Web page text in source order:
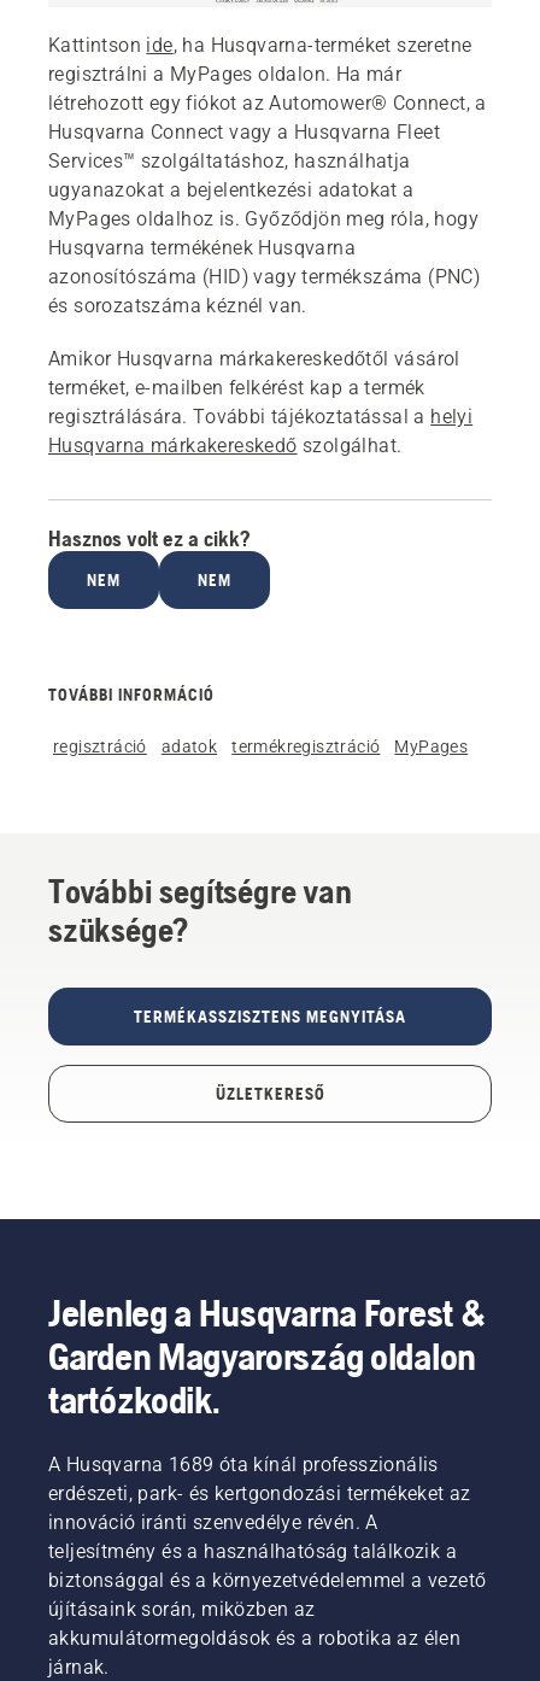
Kattintson ide, ha Husqvarna-terméket szeretne
regisztrálni a MyPages oldalon. Ha már
létrehozott egy fiókot az Automower® Connect, a
Husqvarna Connect vagy a Husqvarna Fleet
Services™ szolgáltatáshoz, használhatja
ugyanazokat a bejelentkezési adatokat a
MyPages oldalhoz is. Győződjön meg róla, hogy
Husqvarna termékének Husqvarna
azonosítószáma (HID) vagy termékszáma (PNC)
és sorozatszáma kéznél van.
Amikor Husqvarna márkakereskedőtől vásárol
terméket, e-mailben felkérést kap a termék
regisztrálására. További tájékoztatással a helyi
Husqvarna márkakereskedő szolgálhat.
Hasznos volt ez a cikk?
NEM NEM
TOVÁBBI INFORMÁCIÓ
regisztráció adatok termékregisztráció MyPages
További segítségre van
szüksége?
TERMÉKASSZISZTENS MEGNYITÁSA
ÜZLETKERESŐ
Jelenleg a Husqvarna Forest &
Garden Magyarország oldalon
tartózkodik.
A Husqvarna 1689 óta kínál professzionális
erdészeti, park- és kertgondozási termékeket az
innováció iránti szenvedélye révén. A
teljesítmény és a használhatóság találkozik a
biztonsággal és a környezetvédelemmel a vezető
újításaink során, miközben az
akkumulátormegoldások és a robotika az élen
járnak.